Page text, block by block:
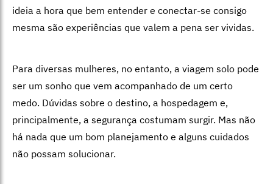
ideia a hora que bem entender e conectar-se consigo
mesma são experiências que valem a pena ser vividas.
Para diversas mulheres, no entanto, a viagem solo pode
ser um sonho que vem acompanhado de um certo
medo. Dúvidas sobre o destino, a hospedagem e,
principalmente, a segurança costumam surgir. Mas não
há nada que um bom planejamento e alguns cuidados
não possam solucionar.